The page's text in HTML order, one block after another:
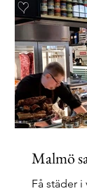
Malmö
Få städer i